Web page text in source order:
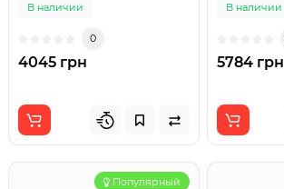
В наличии
0
4045 грн
В наличии
5784 грн
Популярный